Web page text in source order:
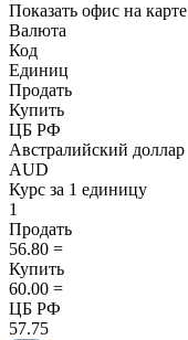
Показать офис на карте
Валюта
Код
Единиц
Продать
Купить
ЦБ РФ
Австралийский доллар
AUD
Курс за 1 единицу
1
Продать
56.80 =
Купить
60.00 =
ЦБ РФ
57.75